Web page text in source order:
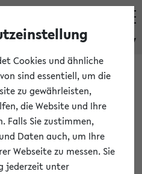
eKVV
im Verlauf Ihrer eKVV
Cookies und ähnliche
sind essentiell, um die
zu gewährleisten,
die Website und Ihre
Falls Sie zustimmen,
Daten auch, um Ihre
Webseite zu messen. Sie
jederzeit unter